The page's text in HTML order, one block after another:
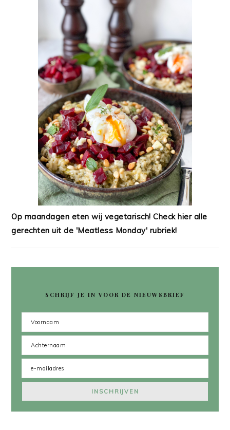
Op maandagen eten wij vegetarisch! Check hier alle
gerechten uit de 'Meatless Monday' rubriek!
SCHRIJF JE IN VOOR DE NIEUWSBRIEF